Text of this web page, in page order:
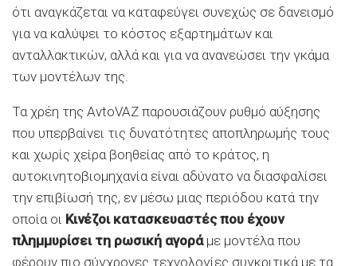
ότι αναγκάζεται να καταφεύγει συνεχώς σε δανεισμό
για να καλύψει το κόστος εξαρτημάτων και
ανταλλακτικών, αλλά και για να ανανεώσει την γκάμα
των μοντέλων της.
Τα χρέη της AvtoVAZ παρουσιάζουν ρυθμό αύξησης
που υπερβαίνει τις δυνατότητες αποπληρωμής τους
και χωρίς χείρα βοηθείας από το κράτος, η
αυτοκινητοβιομηχανία είναι αδύνατο να διασφαλίσει
την επιβίωσή της, εν μέσω μιας περιόδου κατά την
οποία οι Κινέζοι κατασκευαστές που έχουν
πλημμυρίσει τη ρωσική αγοράμε μοντέλα που
φέρουν πιο σύγχρονες τεχνολογίες συγκριτικά με τα